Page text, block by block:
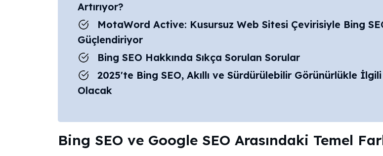
Artırıyor?
MotaWord Active: Kusursuz Web Sitesi Çevirisiyle Bing
Güçlendiriyor
Bing SEO Hakkında Sıkça Sorulan Sorular
2025'te Bing SEO, Akıllı ve Sürdürülebilir Görünürlükle İlgili
Olacak
Bing SEO ve Google SEO Arasındaki Temel